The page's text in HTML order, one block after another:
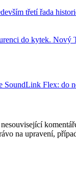
třetí řada
do kytek. Nový
SoundLink Flex: do
na upravení,